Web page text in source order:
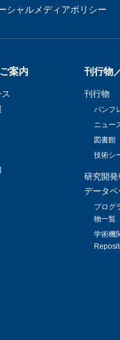
シャルメディアポリシー
案内 刊行物
刊行物
パンフ
ニュー
図書館
技術シ
研究開
データベ
プログ
物一覧
学術機